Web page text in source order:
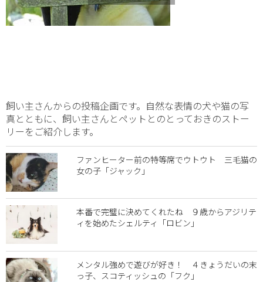
飼い主さんからの投稿企画です。自然な表情の犬や猫の写
真とともに、飼い主さんとペットとのとっておきのストー
リーをご紹介します。
ファンヒーター前の特等席でウトウト 三毛猫の
女の子「ジャック」
本番で完璧に決めてくれたね ９歳からアジリテ
ィを始めたシェルティ「ロビン」
メンタル強めで遊びが好き！ ４きょうだいの末
っ子、スコティッシュの「フク」